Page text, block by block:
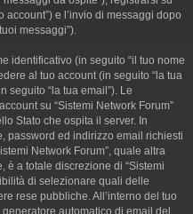
account”) e l’invio di messaggi dopo
messaggi”).
identificativo (in seguito “il tuo nome
al tuo account (in seguito “la tua
seguito “la tua email”). Le
su “Sistemi Network Forum”
Stato che ospita il server. In
password ed indirizzo email richiesti
Network Forum”, quale altra
a totale discrezione di “Sistemi
di selezionare quali delle
rese pubbliche. All’interno del tuo
automatico di email del